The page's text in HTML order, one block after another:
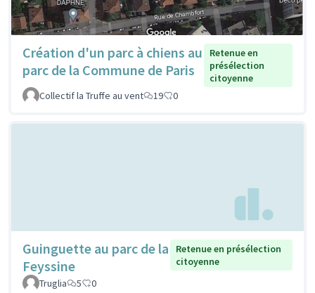
Création d'un parc à chiens au
parc de la Commune de Paris
Retenue en
présélection
citoyenne
Collectif la Truffe au vent
19 0
Guinguette au parc de la
Feyssine
Retenue en présélection
citoyenne
Truglia
5 0